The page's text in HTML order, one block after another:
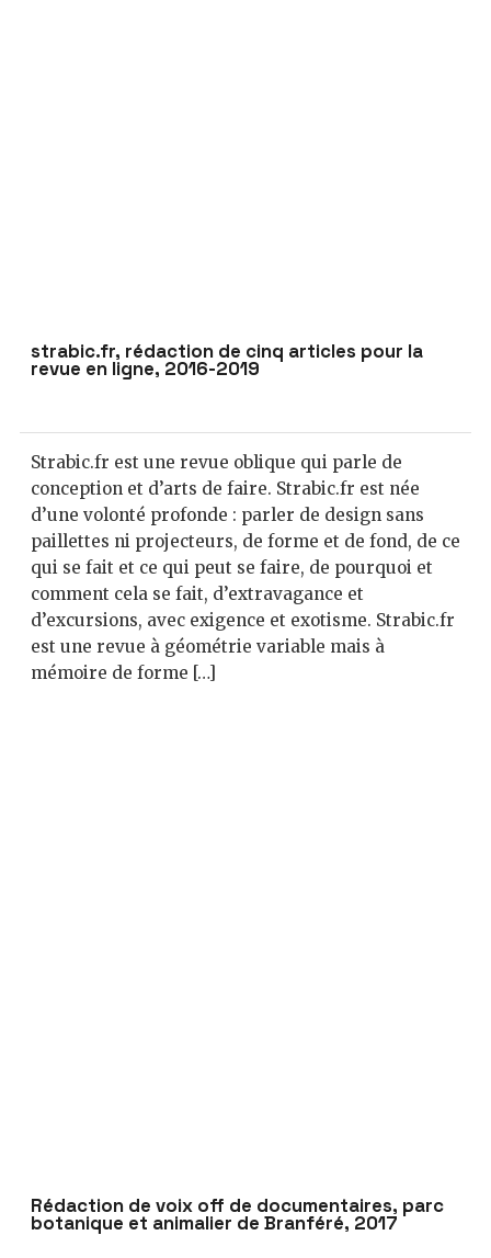
strabic.fr, rédaction de cinq articles pour la
revue en ligne, 2016-2019
Strabic.fr est une revue oblique qui parle de
conception et d’arts de faire. Strabic.fr est née
d’une volonté profonde : parler de design sans
paillettes ni projecteurs, de forme et de fond, de ce
qui se fait et ce qui peut se faire, de pourquoi et
comment cela se fait, d’extravagance et
d’excursions, avec exigence et exotisme. Strabic.fr
est une revue à géométrie variable mais à
mémoire de forme […]
Rédaction de voix off de documentaires, parc
botanique et animalier de Branféré, 2017